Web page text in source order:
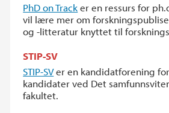
PhD on Tracker en ressurs for
vil lære mer om
og -litteratur knyttet til
STIP-SV
STIP-SVer en kandidatforening
kandidater ved Det
fakultet.